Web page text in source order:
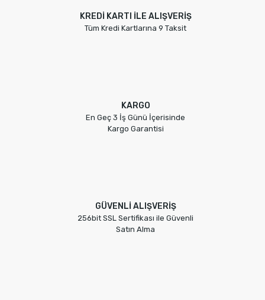
KREDİ KARTI İLE ALIŞVERİŞ
Tüm Kredi Kartlarına 9 Taksit
KARGO
En Geç 3 İş Günü İçerisinde
Kargo Garantisi
GÜVENLİ ALIŞVERİŞ
256bit SSL Sertifikası ile Güvenli
Satın Alma